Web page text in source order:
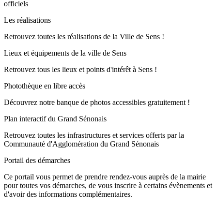
officiels
Les réalisations
Retrouvez toutes les réalisations de la Ville de Sens !
Lieux et équipements de la ville de Sens
Retrouvez tous les lieux et points d'intérêt à Sens !
Photothèque en libre accès
Découvrez notre banque de photos accessibles gratuitement !
Plan interactif du Grand Sénonais
Retrouvez toutes les infrastructures et services offerts par la
Communauté d'Agglomération du Grand Sénonais
Portail des démarches
Ce portail vous permet de prendre rendez-vous auprès de la mairie
pour toutes vos démarches, de vous inscrire à certains évènements et
d'avoir des informations complémentaires.